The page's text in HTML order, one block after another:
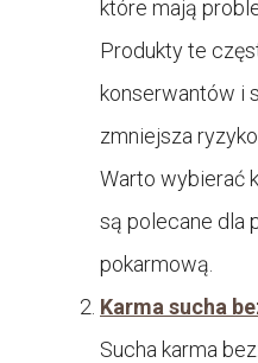
które mają
Produkty te
konserwantów i
zmniejsza
Warto wybierać
są polecane dla
pokarmową.
Karma sucha
Sucha karma